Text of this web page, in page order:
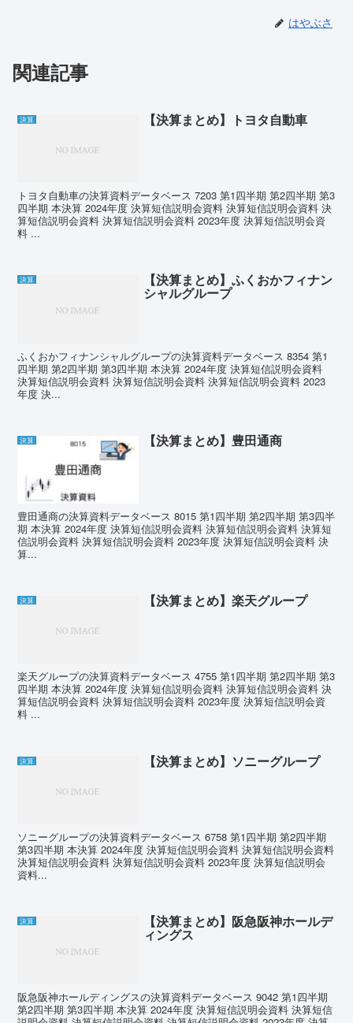
はやぶさ
関連記事
決算 【決算まとめ】トヨタ自動車
トヨタ自動車の決算資料データベース 7203 第1四半期 第2四半期 第3
四半期 本決算 2024年度 決算短信説明会資料 決算短信説明会資料 決
算短信説明会資料 決算短信説明会資料 2023年度 決算短信説明会資
料 ...
決算 【決算まとめ】ふくおかフィナン
シャルグループ
ふくおかフィナンシャルグループの決算資料データベース 8354 第1
四半期 第2四半期 第3四半期 本決算 2024年度 決算短信説明会資料
決算短信説明会資料 決算短信説明会資料 決算短信説明会資料 2023
年度 決...
決算 【決算まとめ】豊田通商
豊田通商の決算資料データベース 8015 第1四半期 第2四半期 第3四半
期 本決算 2024年度 決算短信説明会資料 決算短信説明会資料 決算短
信説明会資料 決算短信説明会資料 2023年度 決算短信説明会資料 決
算...
決算 【決算まとめ】楽天グループ
楽天グループの決算資料データベース 4755 第1四半期 第2四半期 第3
四半期 本決算 2024年度 決算短信説明会資料 決算短信説明会資料 決
算短信説明会資料 決算短信説明会資料 2023年度 決算短信説明会資
料 ...
決算 【決算まとめ】ソニーグループ
ソニーグループの決算資料データベース 6758 第1四半期 第2四半期
第3四半期 本決算 2024年度 決算短信説明会資料 決算短信説明会資料
決算短信説明会資料 決算短信説明会資料 2023年度 決算短信説明会
資料...
決算 【決算まとめ】阪急阪神ホールデ
ィングス
阪急阪神ホールディングスの決算資料データベース 9042 第1四半期
第2四半期 第3四半期 本決算 2024年度 決算短信説明会資料 決算短信